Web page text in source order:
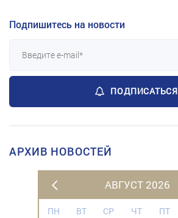
Подпишитесь на новости
ПОДПИСАТЬСЯ
АРХИВ НОВОСТЕЙ
АВГУСТ 2026
ПН ВТ СР ЧТ ПТ